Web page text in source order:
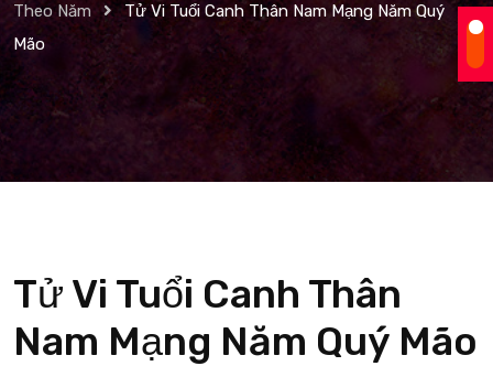
Theo Năm
Tử Vi Tuổi Canh Thân Nam Mạng Năm Quý
Mão
Tử Vi Tuổi Canh Thân
Nam Mạng Năm Quý Mão